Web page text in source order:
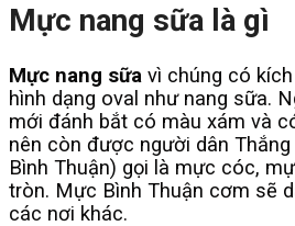
Mực nang sữa là gì
Mực nang sữa vì chúng có
hình dạng oval như nang sữa.
mới đánh bắt có màu xám và
nên còn được người dân
Bình Thuận) gọi là mực cóc,
tròn. Mực Bình Thuận cơm sẽ
các nơi khác.